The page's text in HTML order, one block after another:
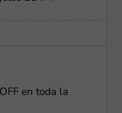
en toda la